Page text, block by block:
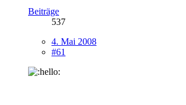
Beiträge
537
4. Mai 2008
#61